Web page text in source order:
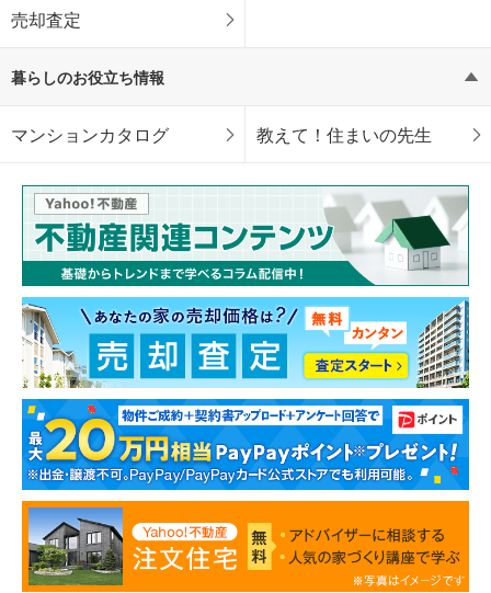
売却査定
暮らしのお役立ち情報
マンションカタログ 教えて！住まいの先生